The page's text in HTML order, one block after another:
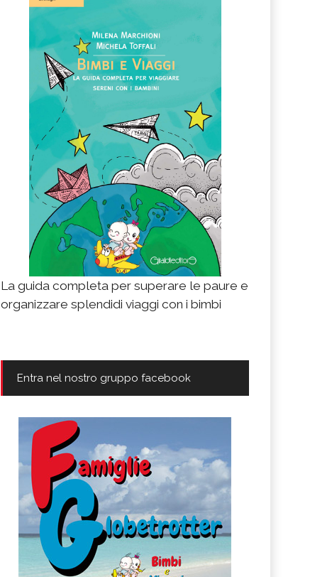
La guida completa per superare le paure e
organizzare splendidi viaggi con i bimbi
Entra nel nostro gruppo facebook